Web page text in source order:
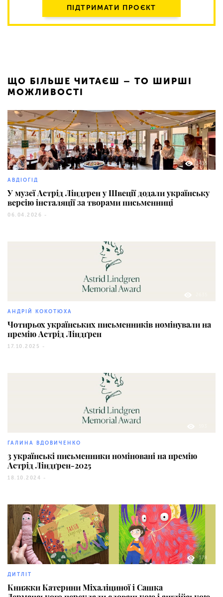
ПІДТРИМАТИ ПРОЄКТ
ЩО БІЛЬШЕ ЧИТАЄШ – ТО ШИРШІ
МОЖЛИВОСТІ
1415
АВДІОГІД
У музеї Астрід Ліндгрен у Швеції додали українську
версію інсталяції за творами письменниці
06.04.2026 -
АНДРІЙ КОКОТЮХА
Чотирьох українських письменників номінували на
премію Астрід Ліндґрен
17.10.2025 -
ГАЛИНА ВДОВИЧЕНКО
3 українські письменники номіновані на премію
Астрід Ліндґрен-2025
18.10.2024 -
378
ДИТЛІТ
Книжки Катерини Міхаліциної і Сашка